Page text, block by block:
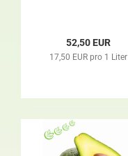
52,50 EUR
17,50 EUR pro 1 Liter